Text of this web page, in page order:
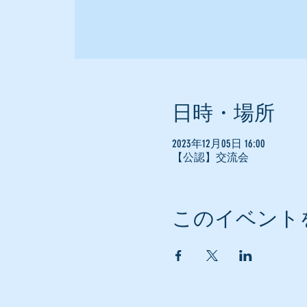
日時・場所
2023年12月05日 16:00
【公認】交流会
このイベント